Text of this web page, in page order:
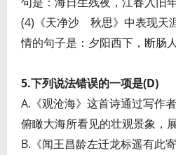
(4)《天净沙 秋思》中表现天
情的句子是：夕阳西下，断肠人
5.下列说法错误的一项是(D)
A.《观沧海》这首诗通过写作
俯瞰大海所看见的壮观景象，
B.《闻王昌龄左迁龙标遥有此